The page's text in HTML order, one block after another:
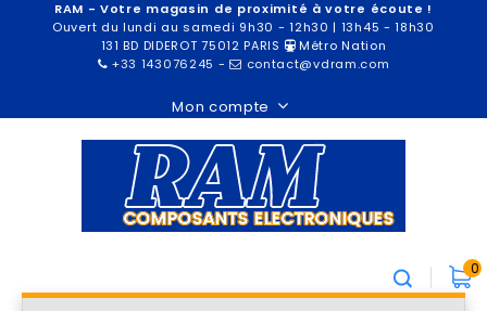
RAM - Votre magasin de proximité à votre écoute !
Ouvert du lundi au samedi 9h30 - 12h30 | 13h45 - 18h30
131 BD DIDEROT 75012 PARIS
Métro Nation
+33 143076245 - contact@vdram.com
Mon compte
0